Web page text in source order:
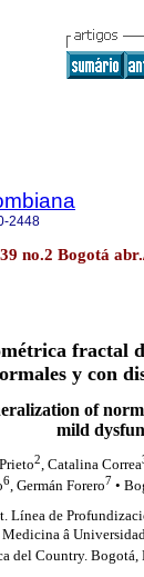
2448
no.2 Bogotá
fractal
y con
of
mild
2, Catalina Correa
6, Germán Forero7 •
Línea de
â
del Country. Bogotá,